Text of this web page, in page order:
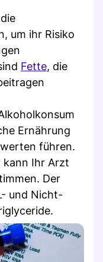
um ihr Risiko
Fette, die
Ernährung
führen.
kann Ihr Arzt
Der
und Nicht-